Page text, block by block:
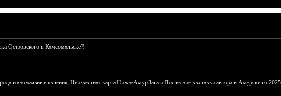
Островского в Комсомольске?!
и аномальные явления, Неизвестная карта НижнеАмурЛага и Последние выставки автора в Амурске по 2025